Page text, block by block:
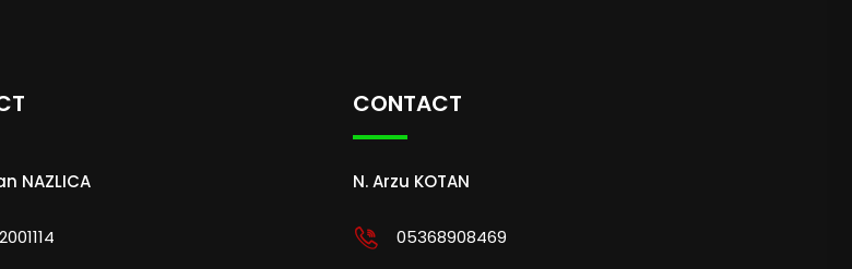
NAZLICA
CONTACT
N. Arzu KOTAN
05368908469